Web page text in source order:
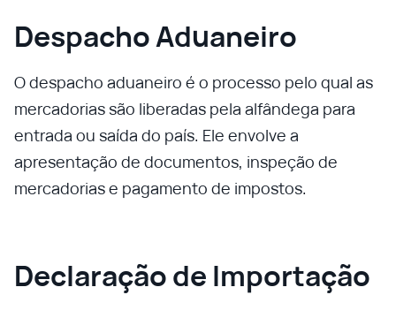
Despacho Aduaneiro
O despacho aduaneiro é o processo pelo qual as
mercadorias são liberadas pela alfândega para
entrada ou saída do país. Ele envolve a
apresentação de documentos, inspeção de
mercadorias e pagamento de impostos.
Declaração de Importação